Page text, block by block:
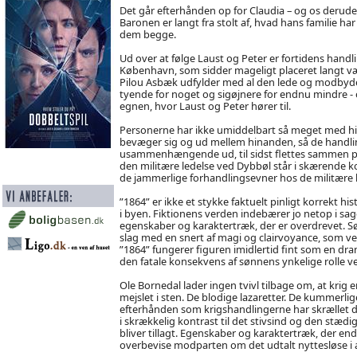
Det går efterhånden op for Claudia – og os
Baronen er langt fra stolt af, hvad hans familie
dem begge.
Ud over at følge Laust og Peter er fortidens
København, som sidder mageligt placeret langt
Pilou Asbæk udfylder med al den lede og
tyende for noget og sigøjnere for endnu mindre -
egnen, hvor Laust og Peter hører til.
Personerne har ikke umiddelbart så meget med
bevæger sig og ud mellem hinanden, så de
usammenhængende ud, til sidst flettes sammen
den militære ledelse ved Dybbøl står i skærende
de jammerlige forhandlingsevner hos de militære
”1864” er ikke et stykke faktuelt pinligt korrekt
i byen. Fiktionens verden indebærer jo netop i
egenskaber og karaktertræk, der er overdrevet.
slag med en snert af magi og clairvoyance, som
”1864” fungerer figuren imidlertid fint som en
den fatale konsekvens af sønnens ynkelige rolle
Ole Bornedal lader ingen tvivl tilbage om, at krig
mejslet i sten. De blodige lazaretter. De
efterhånden som krigshandlingerne har skrællet
i skrækkelig kontrast til det stivsind og den
bliver tillagt. Egenskaber og karaktertræk, der
overbevise modparten om det udtalt nyttesløse